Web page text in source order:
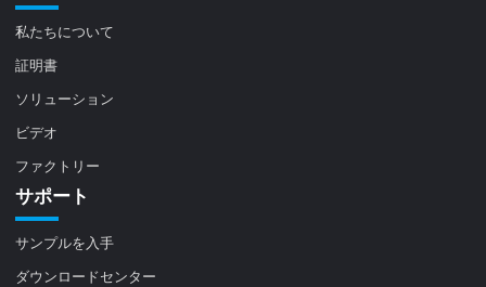
私たちについて
証明書
ソリューション
ビデオ
ファクトリー
サポート
サンプルを入手
ダウンロードセンター